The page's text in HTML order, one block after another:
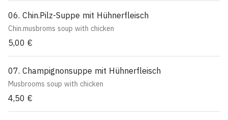
06. Chin.Pilz-Suppe mit Hühnerfleisch
Chin.musbroms soup with chicken
5,00 €
07. Champignonsuppe mit Hühnerfleisch
Musbrooms soup with chicken
4,50 €